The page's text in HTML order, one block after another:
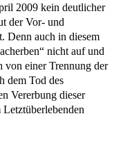
2009 kein deutlicher
der Vor- und
Denn auch in diesem
nicht auf und
von einer Trennung der
dem Tod des
Vererbung dieser
Letztüberlebenden